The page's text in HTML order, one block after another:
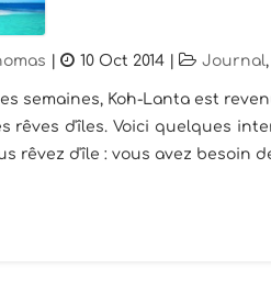
10 Oct 2014 Journal,
semaines, Koh-Lanta est
rêves d'îles. Voici quelques
rêvez d'île : vous avez besoin